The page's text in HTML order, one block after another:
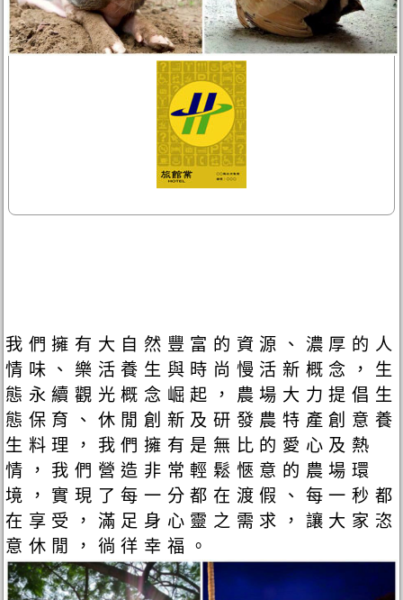
我們擁有大自然豐富的資源、濃厚的人
情味、樂活養生與時尚慢活新概念，生
態永續觀光概念崛起，農場大力提倡生
態保育、休閒創新及研發農特產創意養
生料理，我們擁有是無比的愛心及熱
情，我們營造非常輕鬆愜意的農場環
境，實現了每一分都在渡假、每一秒都
在享受，滿足身心靈之需求，讓大家恣
意休閒，徜徉幸福。